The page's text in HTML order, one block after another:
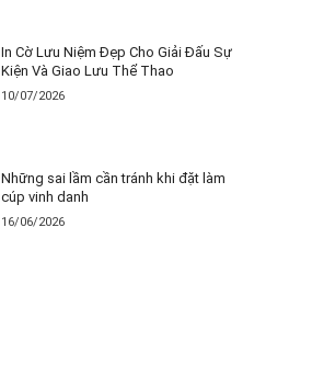
In Cờ Lưu Niệm Đẹp Cho Giải Đấu Sự
Kiện Và Giao Lưu Thể Thao
10/07/2026
Những sai lầm cần tránh khi đặt làm
cúp vinh danh
16/06/2026